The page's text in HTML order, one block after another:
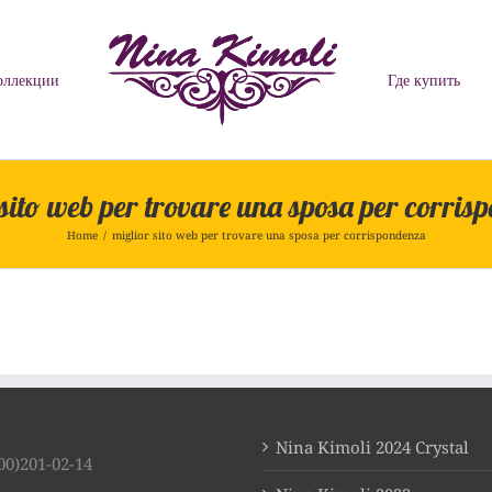
Где купить
web per trovare una sposa per
Home / miglior sito web per trovare una sposa per corrispondenza
02-14
Nina Kimoli 2024 Crystal